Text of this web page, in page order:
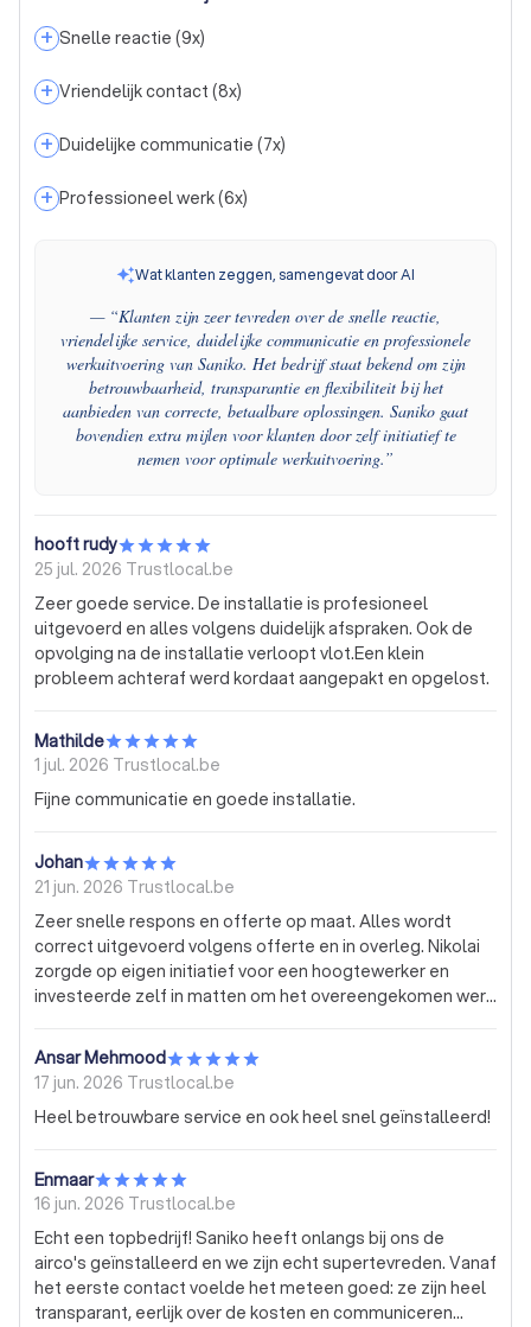
+ Snelle reactie (9x)
+ Vriendelijk contact (8x)
+ Duidelijke communicatie (7x)
+ Professioneel werk(6x)
Wat klanten zeggen, samengevat door AI
— “Klanten zijn zeer tevreden over de snelle reactie,
vriendelijke service, duidelijke communicatie en professionele
werkuitvoering van Saniko. Het bedrijf staat bekend om zijn
betrouwbaarheid, transparantie en flexibiliteit bij het
aanbieden van correcte, betaalbare oplossingen. Saniko gaat
bovendien extra mijlen voor klanten door zelf initiatief te
nemen voor optimale werkuitvoering.”
hooft rudy
25 jul. 2026 Trustlocal.be
Zeer goede service. De installatie is profesioneel
uitgevoerd en alles volgens duidelijk afspraken. Ook de
opvolging na de installatie verloopt vlot.Een klein
probleem achteraf werd kordaat aangepakt en opgelost.
Mathilde
1 jul. 2026 Trustlocal.be
Fijne communicatie en goede installatie.
Johan
21 jun. 2026 Trustlocal.be
Zeer snelle respons en offerte op maat. Alles wordt
correct uitgevoerd volgens offerte en in overleg. Nikolai
zorgde op eigen initiatief voor een hoogtewerker en
investeerde zelf in matten om het overeengekomen werk
Ansar Mehmood
17 jun. 2026 Trustlocal.be
Heel betrouwbare service en ook heel snel geïnstalleerd!
Enmaar
16 jun. 2026 Trustlocal.be
Echt een topbedrijf! Saniko heeft onlangs bij ons de
airco's geïnstalleerd en we zijn echt supertevreden. Vanaf
het eerste contact voelde het meteen goed: ze zijn heel
transparant, eerlijk over de kosten en communiceren